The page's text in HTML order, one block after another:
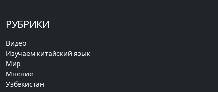
РУБРИКИ
Видео
Изучаем китайский язык
Мир
Мнение
Узбекистан